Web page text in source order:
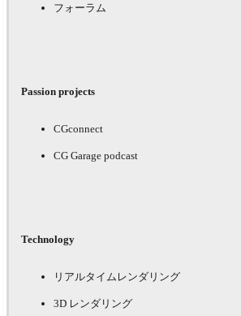
フォーラム
Passion projects
CGconnect
CG Garage podcast
Technology
リアルタイムレンダリング
3D レンダリング